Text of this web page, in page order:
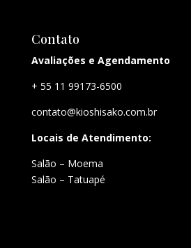
Contato
Avaliações e Agendamento
+ 55 11 99173-6500
contato@kioshisako.com.br
Locais de Atendimento:
Salão – Moema
Salão – Tatuapé